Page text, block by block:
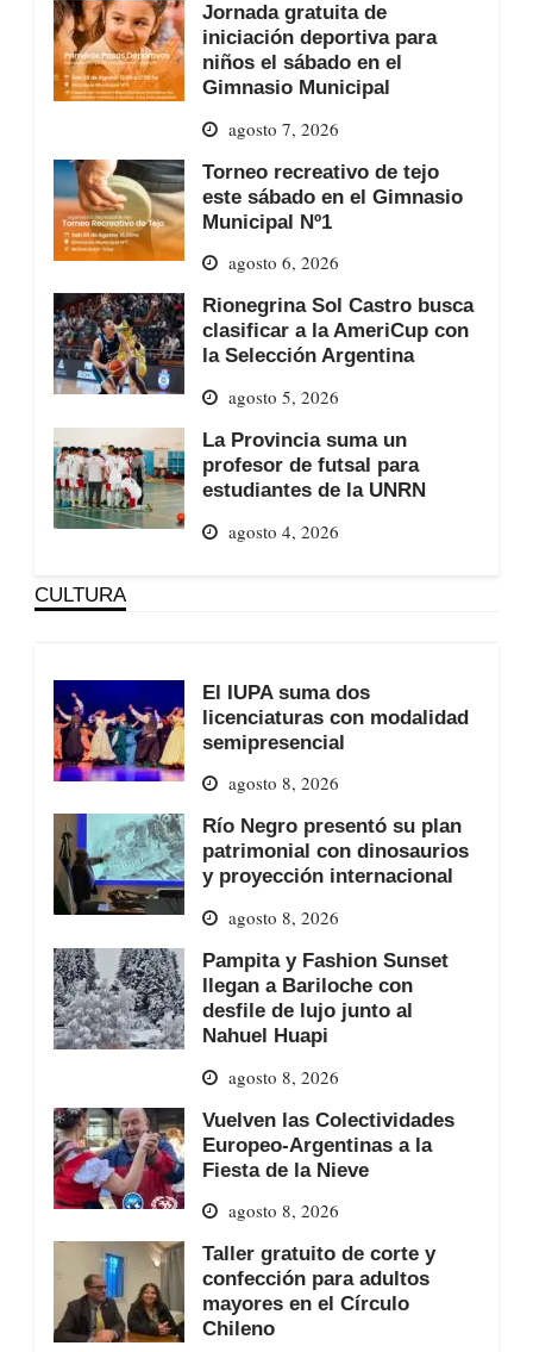
Jornada gratuita de
iniciación deportiva para
niños el sábado en el
Gimnasio Municipal
agosto 7, 2026
Torneo recreativo de tejo
este sábado en el Gimnasio
Municipal Nº1
agosto 6, 2026
Rionegrina Sol Castro busca
clasificar a la AmeriCup con
la Selección Argentina
agosto 5, 2026
La Provincia suma un
profesor de futsal para
estudiantes de la UNRN
agosto 4, 2026
CULTURA
El IUPA suma dos
licenciaturas con modalidad
semipresencial
agosto 8, 2026
Río Negro presentó su plan
patrimonial con dinosaurios
y proyección internacional
agosto 8, 2026
Pampita y Fashion Sunset
llegan a Bariloche con
desfile de lujo junto al
Nahuel Huapi
agosto 8, 2026
Vuelven las Colectividades
Europeo-Argentinas a la
Fiesta de la Nieve
agosto 8, 2026
Taller gratuito de corte y
confección para adultos
mayores en el Círculo
Chileno